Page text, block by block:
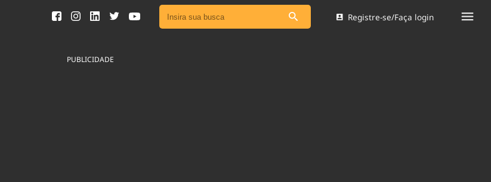
Ver todas as notícias
Registre-se/Faça login
PUBLICIDADE